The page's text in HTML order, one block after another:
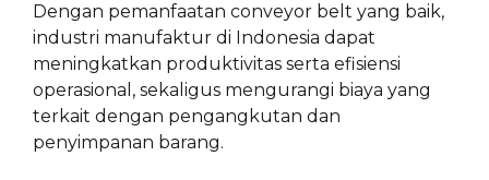
Dengan pemanfaatan conveyor belt yang baik,
industri manufaktur di Indonesia dapat
meningkatkan produktivitas serta efisiensi
operasional, sekaligus mengurangi biaya yang
terkait dengan pengangkutan dan
penyimpanan barang.